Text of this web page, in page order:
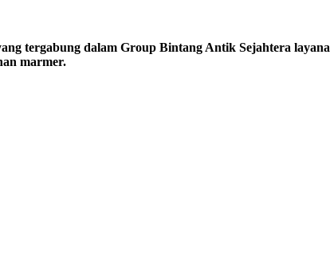
tergabung dalam Group Bintang Antik Sejahtera
marmer.